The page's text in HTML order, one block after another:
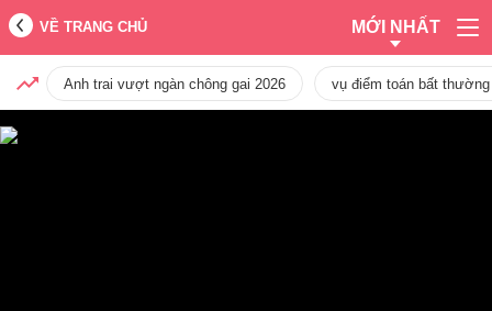
VỀ TRANG CHỦ MỚI NHẤT
Anh trai vượt ngàn chông gai 2026 vụ điểm toán bất